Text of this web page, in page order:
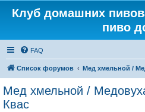
Клуб домашних
пиво
FAQ
Список форумов Mед хмельной /
Mед хмельной /
Квас